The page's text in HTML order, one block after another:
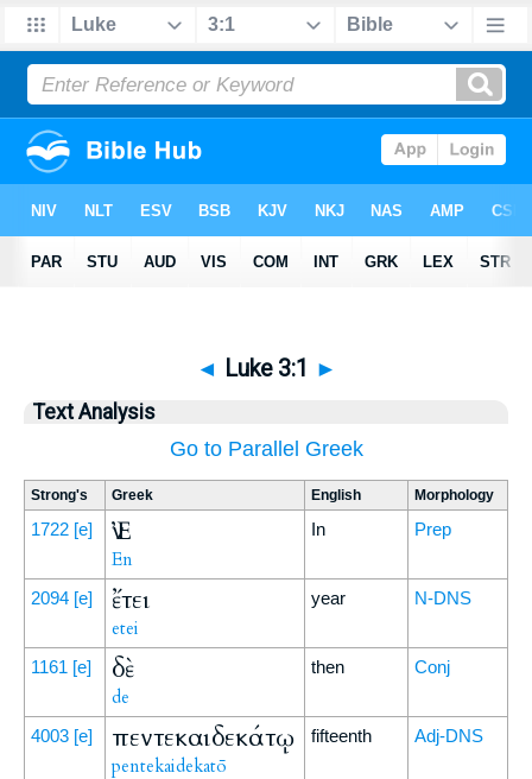
◄ Luke 3:1 ►
Text Analysis
Go to Parallel Greek
Strong's Greek English Morphology
1722 [e] Ἐν
En
In Prep
2094 [e] ἔτει
etei
year N-DNS
1161 [e] δὲ
de
then Conj
4003 [e] πεντεκαιδεκάτῳ
pentekaidekatō
fifteenth Adj-DNS